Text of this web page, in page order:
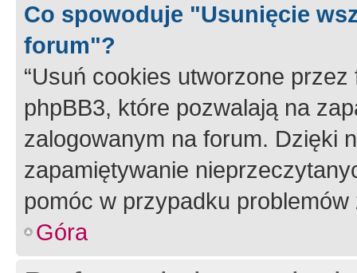
Co spowoduje "Usunięcie
forum"?
“Usuń cookies utworzone
phpBB3, które pozwalają na
zalogowanym na forum. Dzięki
zapamiętywanie
pomóc w przypadku
Góra